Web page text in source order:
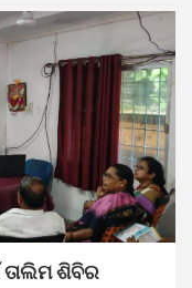
ତାଲିମ ଶିବିର